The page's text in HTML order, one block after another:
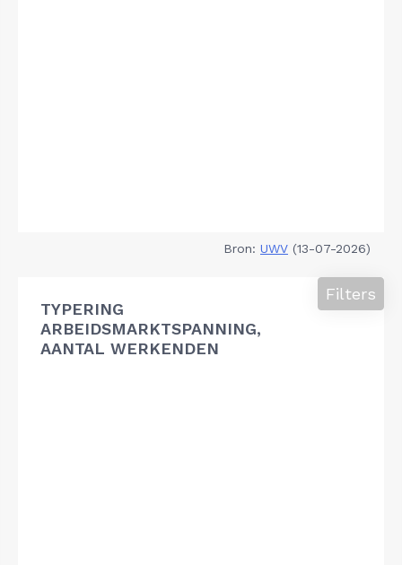
Bron: UWV (13-07-2026)
TYPERING
ARBEIDSMARKTSPANNING,
AANTAL WERKENDEN
Filters